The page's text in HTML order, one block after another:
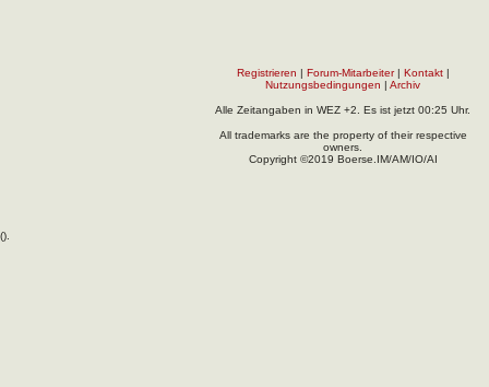
Registrieren | Forum-Mitarbeiter| Kontakt|
Nutzungsbedingungen | Archiv
Alle Zeitangaben in WEZ +2. Es ist jetzt 00:25 Uhr.
All trademarks are the property of their respective
owners.
Copyright ©2019 Boerse.IM/AM/IO/AI
().